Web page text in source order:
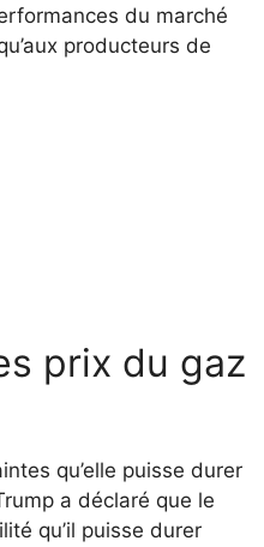
du marché
producteurs de
prix du gaz
qu’elle puisse durer
a déclaré que le
qu’il puisse durer